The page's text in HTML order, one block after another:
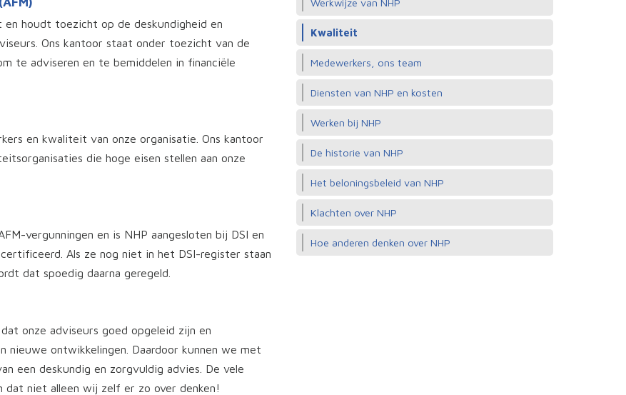
houdt toezicht op de deskundigheid en
Ons kantoor staat onder toezicht van de
te adviseren en te bemiddelen in financiële
en kwaliteit van onze organisatie. Ons kantoor
die hoge eisen stellen aan onze
vergunningen en is NHP aangesloten bij DSI en
Als ze nog niet in het DSI-register staan
dat spoedig daarna geregeld.
onze adviseurs goed opgeleid zijn en
nieuwe ontwikkelingen. Daardoor kunnen we met
een deskundig en zorgvuldig advies. De vele
dat niet alleen wij zelf er zo over denken!
Kwaliteit
Medewerkers, ons team
Diensten van NHP en kosten
Werken bij NHP
De historie van NHP
Het beloningsbeleid van NHP
Klachten over NHP
Hoe anderen denken over NHP